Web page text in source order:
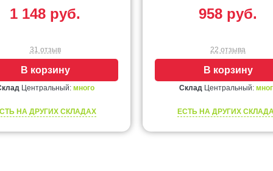
1 148 руб.
31 отзыв
В корзину
Центральный: много
НА ДРУГИХ СКЛАДАХ
958 руб.
22 отзыва
В корзину
СкладЦентральный:
ЕСТЬ НА ДРУГИХ